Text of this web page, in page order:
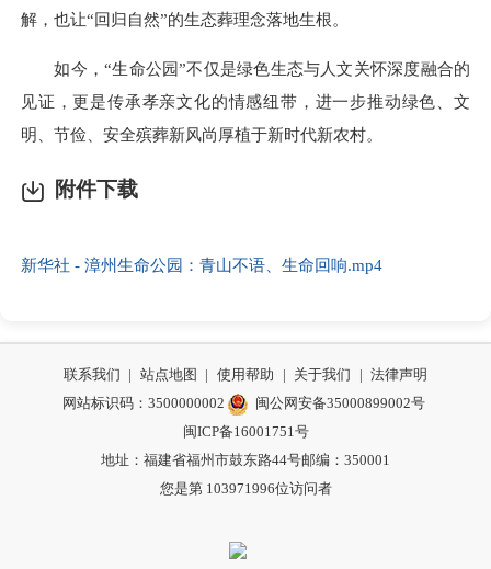
解，也让“回归自然”的生态葬理念落地生根。
如今，“生命公园”不仅是绿色生态与人文关怀深度融合的
见证，更是传承孝亲文化的情感纽带，进一步推动绿色、文
明、节俭、安全殡葬新风尚厚植于新时代新农村。
附件下载
新华社 - 漳州生命公园：青山不语、生命回响.mp4
联系我们 | 站点地图 | 使用帮助 | 关于我们 | 法律声明
网站标识码：3500000002
闽公网安备35000899002号
闽ICP备16001751号
地址：福建省福州市鼓东路44号邮编：350001
您是第 103971996位访问者